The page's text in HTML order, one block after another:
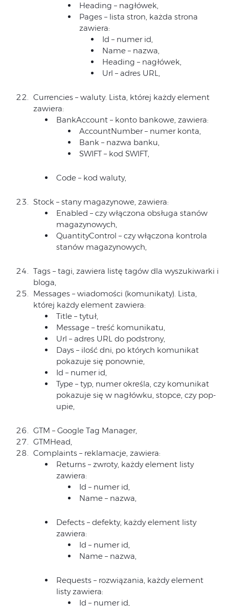
Heading – nagłówek,
Pages – lista stron, każda strona
zawiera:
Id – numer id,
Name – nazwa,
Heading – nagłówek,
Url – adres URL,
Currencies – waluty. Lista, której każdy element
zawiera:
BankAccount – konto bankowe, zawiera:
AccountNumber – numer konta,
Bank – nazwa banku,
SWIFT – kod SWIFT,
Code – kod waluty,
Stock – stany magazynowe, zawiera:
Enabled – czy włączona obsługa stanów
magazynowych,
QuantityControl – czy włączona kontrola
stanów magazynowych,
Tags – tagi, zawiera listę tagów dla wyszukiwarki i
bloga,
Messages – wiadomości (komunikaty). Lista,
której każdy element zawiera:
Title – tytuł,
Message – treść komunikatu,
Url – adres URL do podstrony,
Days – ilość dni, po których komunikat
pokazuje się ponownie,
Id – numer id,
Type – typ, numer określa, czy komunikat
pokazuje się w nagłówku, stopce, czy pop-
upie,
GTM – Google Tag Manager,
GTMHead,
Complaints – reklamacje, zawiera:
Returns – zwroty, każdy element listy
zawiera:
Id – numer id,
Name – nazwa,
Defects – defekty, każdy element listy
zawiera:
Id – numer id,
Name – nazwa,
Requests – rozwiązania, każdy element
listy zawiera:
Id – numer id,